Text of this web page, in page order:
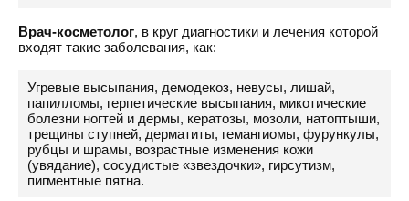
Врач-косметолог, в круг диагностики и лечения которой
входят такие заболевания, как:
Угревые высыпания, демодекоз, невусы, лишай,
папилломы, герпетические высыпания, микотические
болезни ногтей и дермы, кератозы, мозоли, натоптыши,
трещины ступней, дерматиты, гемангиомы, фурункулы,
рубцы и шрамы, возрастные изменения кожи
(увядание), сосудистые «звездочки», гирсутизм,
пигментные пятна.